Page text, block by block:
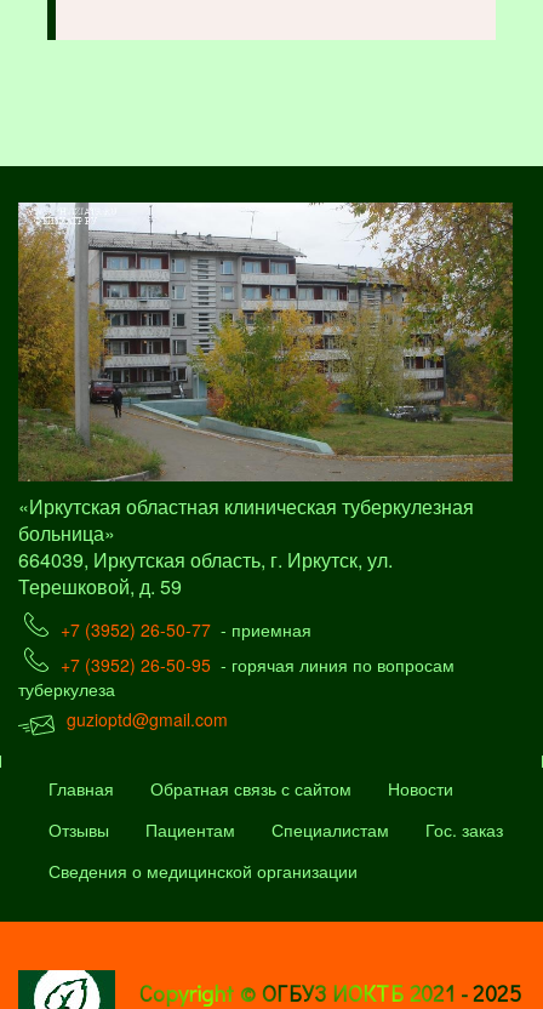
«Иркутская областная клиническая туберкулезная
больница»
664039, Иркутская область, г. Иркутск, ул.
Терешковой, д. 59
+7 (3952) 26-50-77 - приемная
+7 (3952) 26-50-95 - горячая линия по вопросам
туберкулеза
guzioptd@gmail.com
Главная Обратная связь с сайтом
Новости
Отзывы
Пациентам Специалистам
Гос. заказ
Сведения о медицинской организации
Copyright © ОГБУЗ ИОКТБ 2021 - 2025